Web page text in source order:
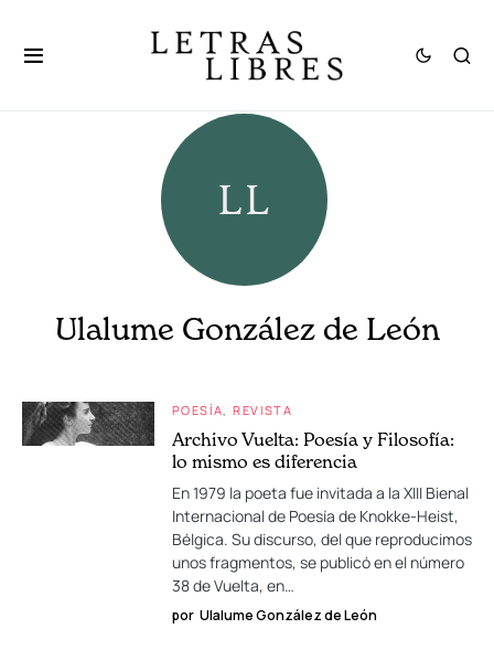
Ulalume González de León
POESÍA REVISTA
Archivo Vuelta: Poesía y Filosofía:
lo mismo es diferencia
En 1979 la poeta fue invitada a la XIII Bienal
Internacional de Poesía de Knokke-Heist,
Bélgica. Su discurso, del que reproducimos
unos fragmentos, se publicó en el número
38 de Vuelta, en…
por Ulalume González de León